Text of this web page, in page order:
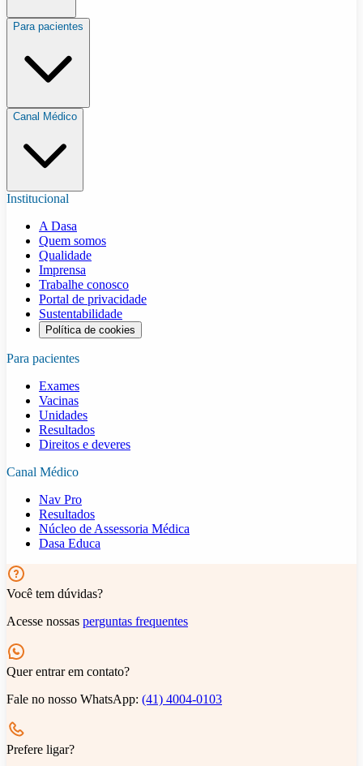
Para pacientes
Canal Médico
Institucional
A Dasa
Quem somos
Qualidade
Imprensa
Trabalhe conosco
Portal de privacidade
Sustentabilidade
Política de cookies
Para pacientes
Exames
Vacinas
Unidades
Resultados
Direitos e deveres
Canal Médico
Nav Pro
Resultados
Núcleo de Assessoria Médica
Dasa Educa
Você tem dúvidas?
Acesse nossas perguntas frequentes
Quer entrar em contato?
Fale no nosso WhatsApp: (41) 4004-0103
Prefere ligar?